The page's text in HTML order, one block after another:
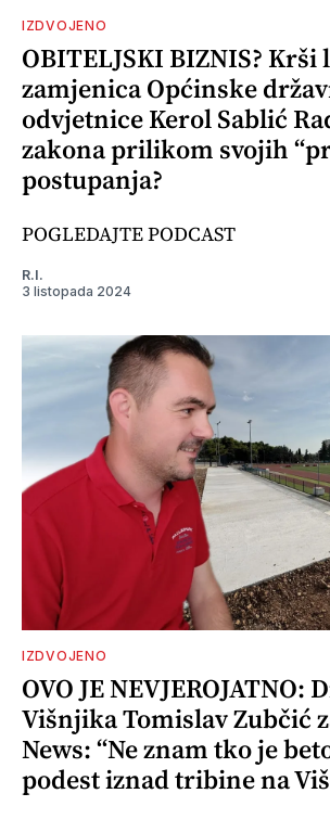
IZDVOJENO
OBITELJSKI BIZNIS? Krši
zamjenica Općinske
odvjetnice Kerol Sablić
zakona prilikom svojih
postupanja?
POGLEDAJTE PODCAST
R.I.
3 listopada 2024
IZDVOJENO
OVO JE NEVJEROJATNO:
Višnjika Tomislav Zubčić
News: “Ne znam tko je
podest iznad tribine na